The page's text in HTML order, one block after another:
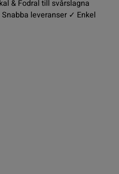
& Fodral till svårslagna
leveranser ✓ Enkel